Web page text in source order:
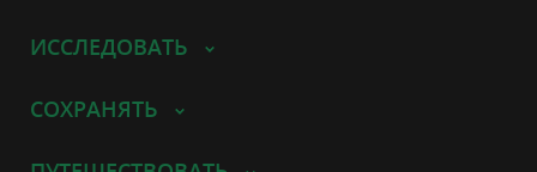
ИССЛЕДОВАТЬ
СОХРАНЯТЬ